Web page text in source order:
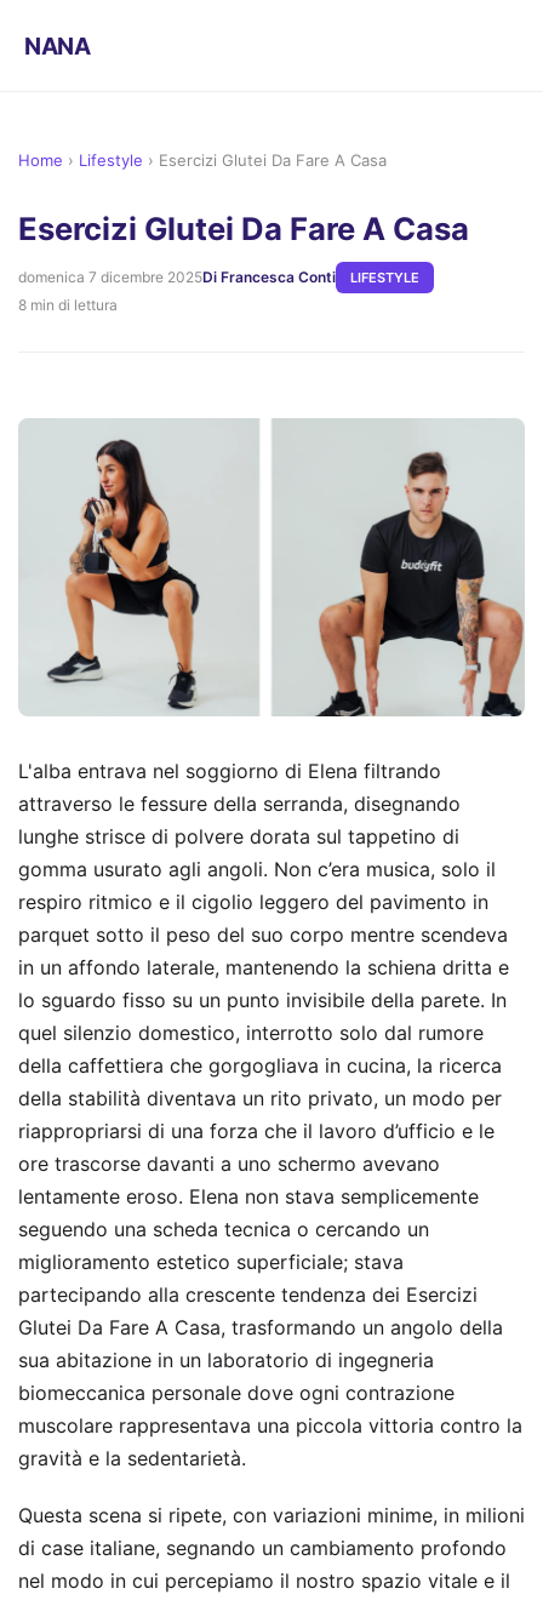
NANA
Home › Lifestyle › Esercizi Glutei Da Fare A Casa
Esercizi Glutei Da Fare A Casa
domenica 7 dicembre 2025Di Francesca Conti LIFESTYLE
8 min di lettura
L'alba entrava nel soggiorno di Elena filtrando
attraverso le fessure della serranda, disegnando
lunghe strisce di polvere dorata sul tappetino di
gomma usurato agli angoli. Non c’era musica, solo il
respiro ritmico e il cigolio leggero del pavimento in
parquet sotto il peso del suo corpo mentre scendeva
in un affondo laterale, mantenendo la schiena dritta e
lo sguardo fisso su un punto invisibile della parete. In
quel silenzio domestico, interrotto solo dal rumore
della caffettiera che gorgogliava in cucina, la ricerca
della stabilità diventava un rito privato, un modo per
riappropriarsi di una forza che il lavoro d’ufficio e le
ore trascorse davanti a uno schermo avevano
lentamente eroso. Elena non stava semplicemente
seguendo una scheda tecnica o cercando un
miglioramento estetico superficiale; stava
partecipando alla crescente tendenza dei Esercizi
Glutei Da Fare A Casa, trasformando un angolo della
sua abitazione in un laboratorio di ingegneria
biomeccanica personale dove ogni contrazione
muscolare rappresentava una piccola vittoria contro la
gravità e la sedentarietà.
Questa scena si ripete, con variazioni minime, in milioni
di case italiane, segnando un cambiamento profondo
nel modo in cui percepiamo il nostro spazio vitale e il